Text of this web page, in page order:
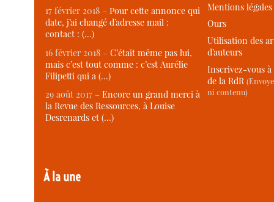
17 février 2018 –Pour cette annonce qui
date, j’ai changé d’adresse mail :
contact : (…)
16 février 2018 –C’était même pas lui,
mais c’est tout comme : c’est Aurélie
Filipetti qui a (…)
29 août 2017 –Encore un grand merci à
la Revue des Ressources, à Louise
Desrenards et (…)
À la une
Mentions légales
Ours
Utilisation des
d’auteurs
Inscrivez-vous
de la RdR
ni contenu)